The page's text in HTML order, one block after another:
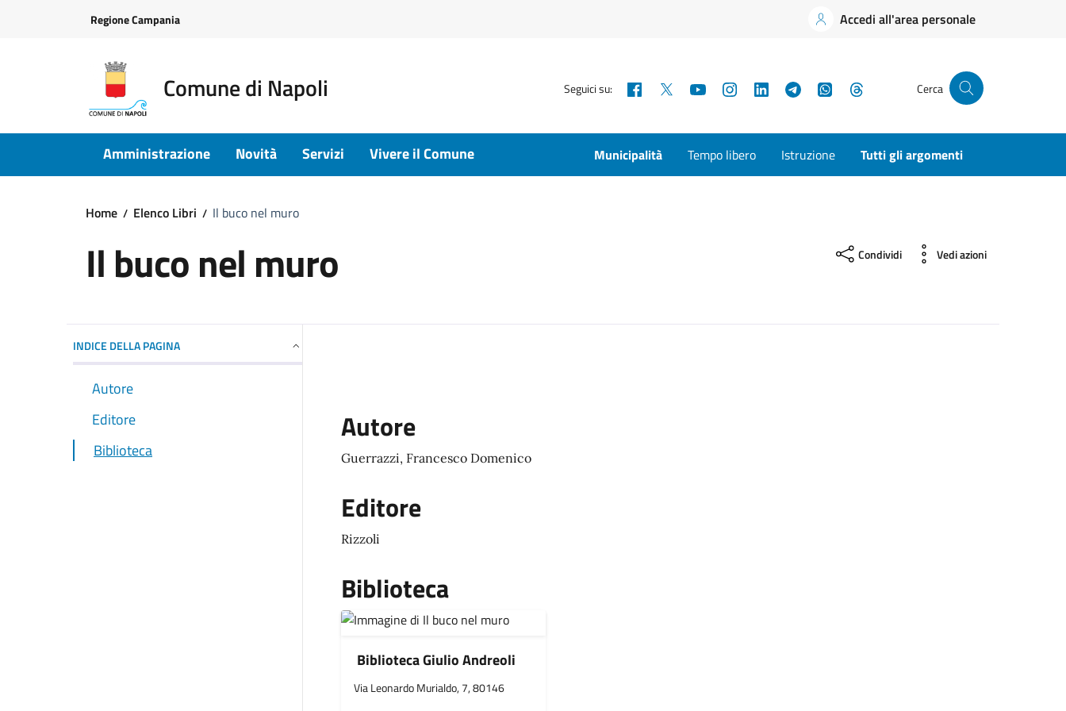
Regione Campania Accedi all'area personale
Comune di Napoli Seguici su: Facebook YouTubeInstagramLinkedInTelegramWhatsApp Cerca
Amministrazione Novità Servizi Vivere il Comune Municipalità Tempo libero Istruzione Tutti gli argomenti
Home Elenco Libri Il buco nel muro
Il buco nel muro Condividi Vedi azioni
INDICE DELLA PAGINA
Autore
Editore
Biblioteca
Autore
Guerrazzi, Francesco Domenico
Editore
Rizzoli
Biblioteca
Biblioteca Giulio Andreoli
Via Leonardo Murialdo, 7, 80146